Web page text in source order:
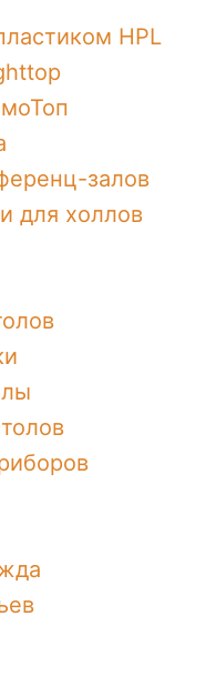
HPL
залов
для холлов